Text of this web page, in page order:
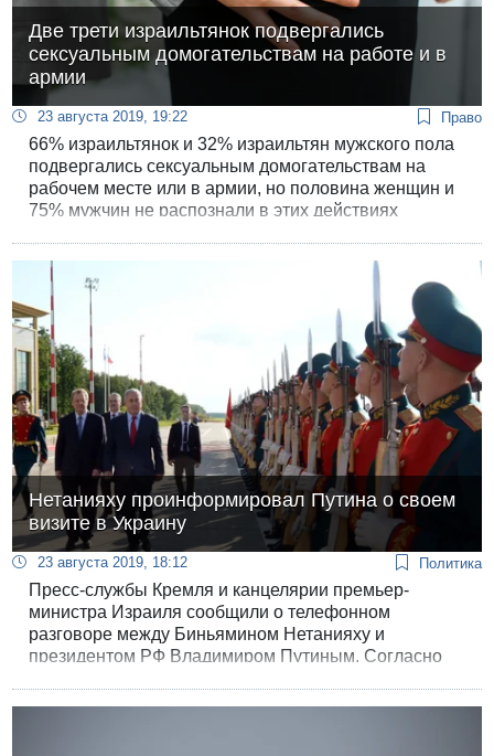
Две трети израильтянок подвергались
сексуальным домогательствам на работе и в
армии
23 августа 2019, 19:22 Право
66% израильтянок и 32% израильтян мужского пола
подвергались сексуальным домогательствам на
рабочем месте или в армии, но половина женщин и
75% мужчин не распознали в этих действиях
Нетанияху проинформировал Путина о своем
визите в Украину
23 августа 2019, 18:12 Политика
Пресс-службы Кремля и канцелярии премьер-
министра Израиля сообщили о телефонном
разговоре между Биньямином Нетанияху и
президентом РФ Владимиром Путиным. Согласно